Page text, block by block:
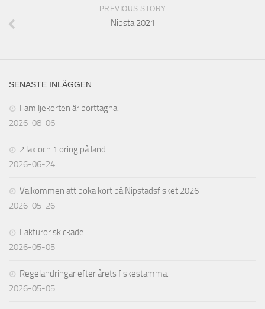
PREVIOUS STORY
Nipsta 2021
SENASTE INLÄGGEN
Familjekorten är borttagna.
2026-08-06
2 lax och 1 öring på land
2026-06-24
Välkommen att boka kort på Nipstadsfisket 2026
2026-05-26
Fakturor skickade
2026-05-05
Regeländringar efter årets fiskestämma.
2026-05-05